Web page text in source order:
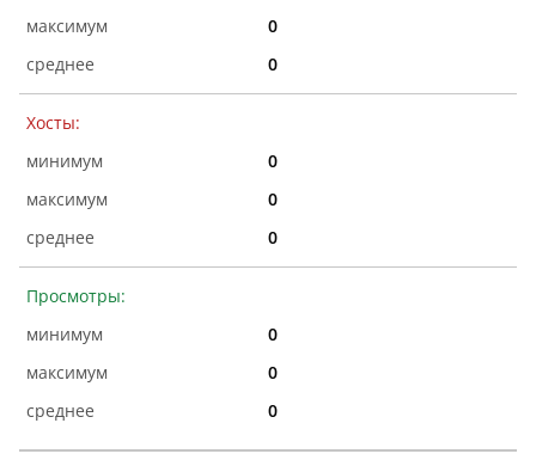
0
0
Хосты:
0
0
0
Просмотры:
0
0
0